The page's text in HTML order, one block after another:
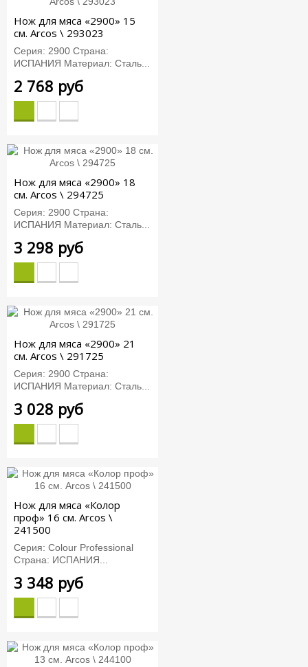
Нож для мяса «2900» 15
см. Arcos \ 293023
Серия: 2900 Страна:
ИСПАНИЯ Материал: Сталь...
2 768 руб
Нож для мяса «2900» 18
см. Arcos \ 294725
Серия: 2900 Страна:
ИСПАНИЯ Материал: Сталь...
3 298 руб
Нож для мяса «2900» 21
см. Arcos \ 291725
Серия: 2900 Страна:
ИСПАНИЯ Материал: Сталь...
3 028 руб
Нож для мяса «Колор
проф» 16 см. Arcos \
241500
Серия: Colour Professional
Страна: ИСПАНИЯ...
3 348 руб